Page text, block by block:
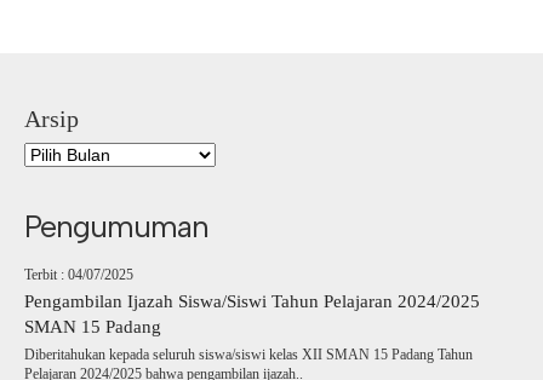
Arsip
Pengumuman
Terbit : 04/07/2025
Pengambilan Ijazah Siswa/Siswi Tahun Pelajaran 2024/2025
SMAN 15 Padang
Diberitahukan kepada seluruh siswa/siswi kelas XII SMAN 15 Padang Tahun
Pelajaran 2024/2025 bahwa pengambilan ijazah..